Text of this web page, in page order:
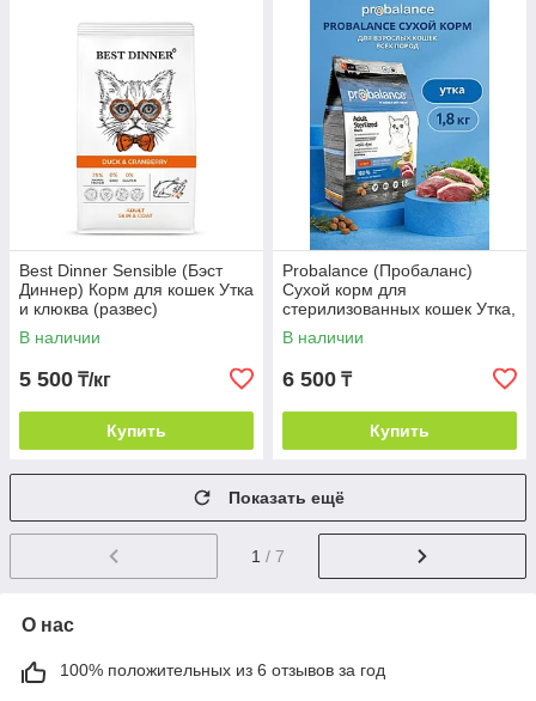
Best Dinner Sensible (Бэст
Диннер) Корм для кошек Утка
и клюква (развес)
В наличии
5 500 ₸/кг
Купить
Probalance (Пробаланс)
Сухой корм для
стерилизованных кошек Утка,
1,8 кг
В наличии
6 500 ₸
Купить
Показать ещё
1 / 7
О нас
100% положительных из 6 отзывов за год